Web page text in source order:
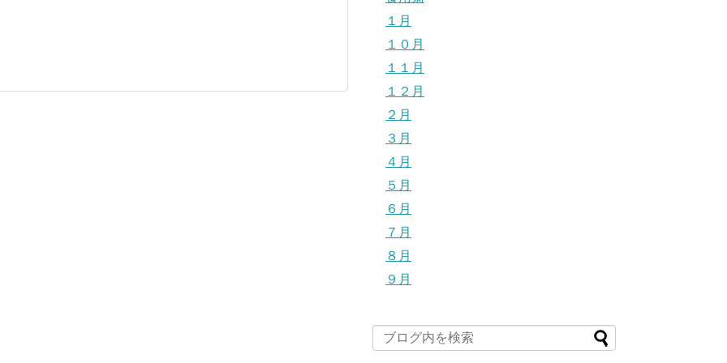
１月
１０月
１１月
１２月
２月
３月
４月
５月
６月
７月
８月
９月